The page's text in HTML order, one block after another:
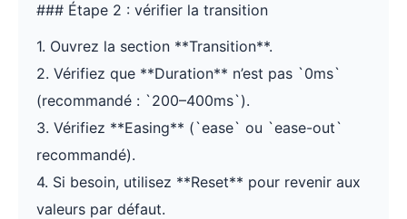
### Étape 2 : vérifier la transition
1. Ouvrez la section **Transition**.
2. Vérifiez que **Duration** n’est pas `0ms`
(recommandé : `200–400ms`).
3. Vérifiez **Easing** (`ease` ou `ease-out`
recommandé).
4. Si besoin, utilisez **Reset** pour revenir aux
valeurs par défaut.